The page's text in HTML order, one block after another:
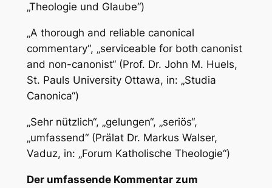
„Theologie und Glaube“)
„A thorough and reliable canonical
commentary“, „serviceable for both canonist
and non-canonist“ (Prof. Dr. John M. Huels,
St. Pauls University Ottawa, in: „Studia
Canonica“)
„Sehr nützlich“, „gelungen“, „seriös“,
„umfassend“ (Prälat Dr. Markus Walser,
Vaduz, in: „Forum Katholische Theologie“)
Der umfassende Kommentar zum